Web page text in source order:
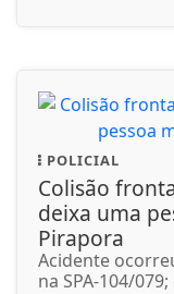
POLICIAL
Colisão
deixa uma
Pirapora
Acidente
na SPA-104/